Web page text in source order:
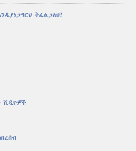
ትፈልጋለህ?
ቪዲዮዎች